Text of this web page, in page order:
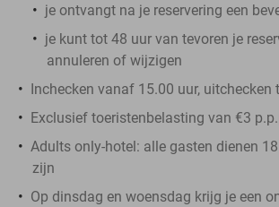
je ontvangt na je reservering een
je kunt tot 48 uur van tevoren je
annuleren of wijzigen
Inchecken vanaf 15.00 uur, uitchecken
Exclusief toeristenbelasting van €3
Adults only-hotel: alle gasten dienen
zijn
Op dinsdag en woensdag krijg je een